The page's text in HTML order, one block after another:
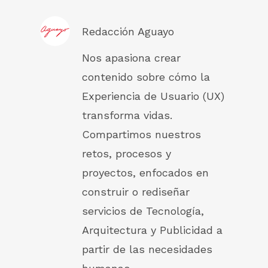
Redacción Aguayo
Nos apasiona crear
contenido sobre cómo la
Experiencia de Usuario (UX)
transforma vidas.
Compartimos nuestros
retos, procesos y
proyectos, enfocados en
construir o rediseñar
servicios de Tecnología,
Arquitectura y Publicidad a
partir de las necesidades